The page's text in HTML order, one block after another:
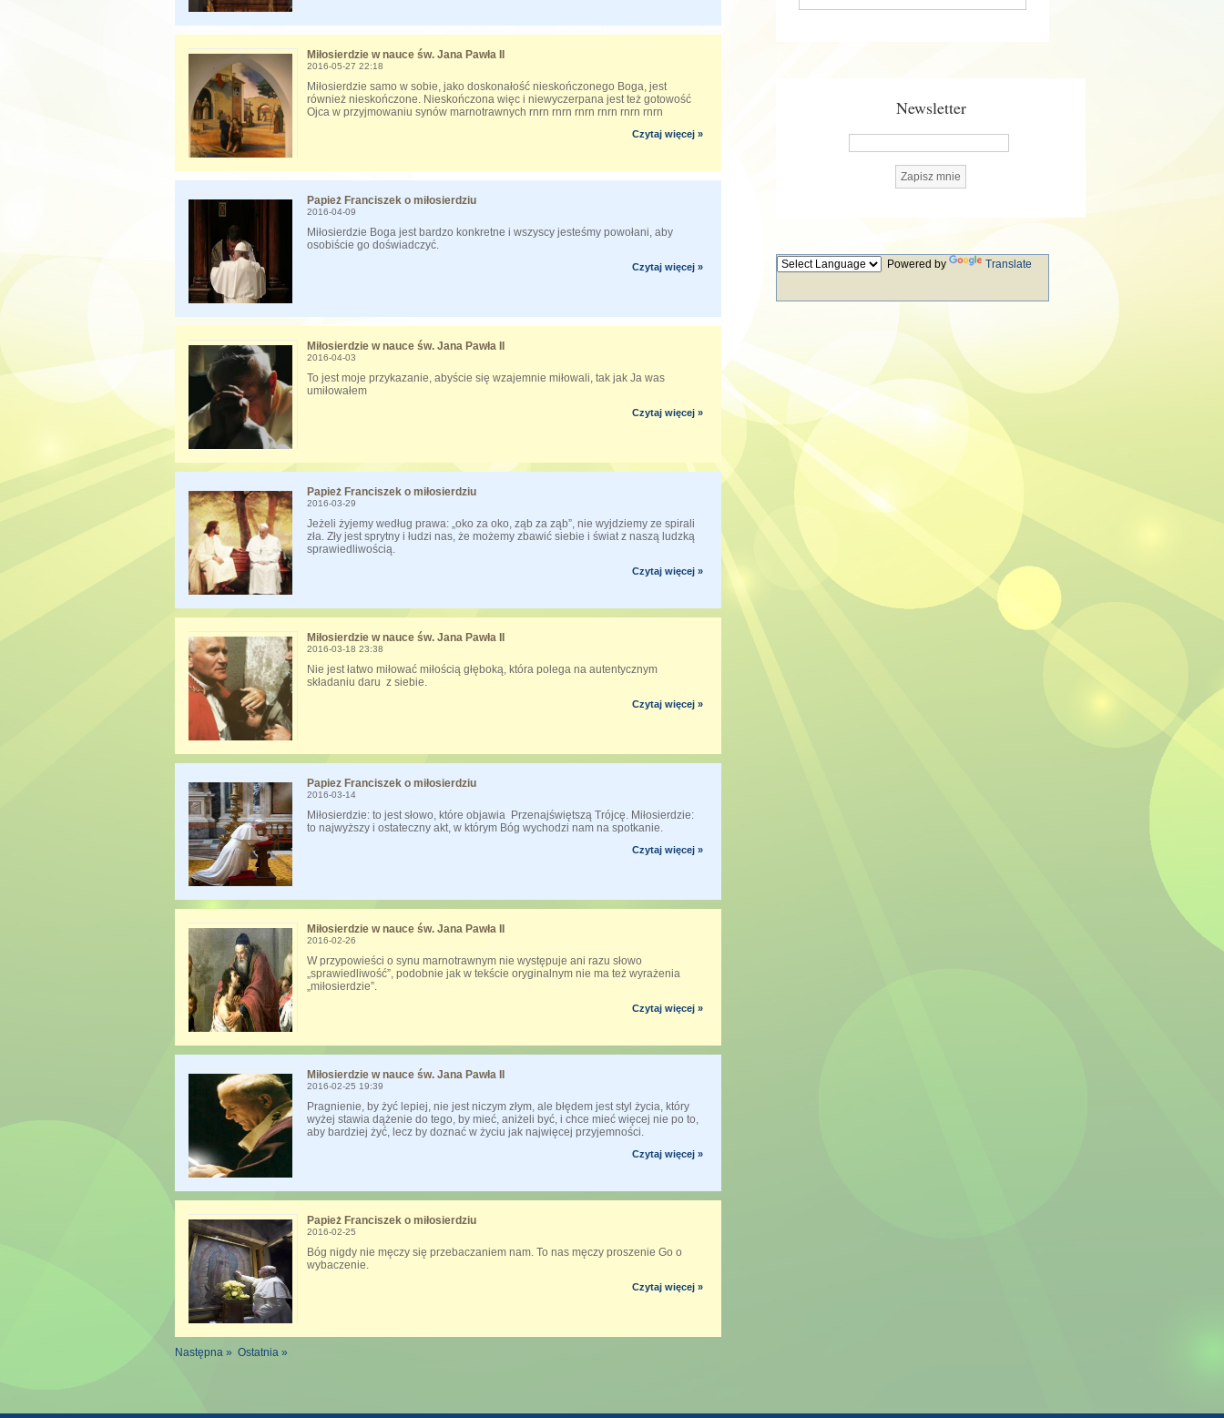
Miłosierdzie w nauce św. Jana Pawła II
2016-05-27 22:18
Miłosierdzie samo w sobie, jako doskonałość nieskończonego Boga, jest
również nieskończone. Nieskończona więc i niewyczerpana jest też gotowość
Ojca w przyjmowaniu synów marnotrawnych rnrn rnrn rnrn rnrn rnrn rnrn
Czytaj więcej »
Papież Franciszek o miłosierdziu
2016-04-09
Miłosierdzie Boga jest bardzo konkretne i wszyscy jesteśmy powołani, aby
osobiście go doświadczyć.
Czytaj więcej »
Miłosierdzie w nauce św. Jana Pawła II
2016-04-03
To jest moje przykazanie, abyście się wzajemnie miłowali, tak jak Ja was
umiłowałem
Czytaj więcej »
Papież Franciszek o miłosierdziu
2016-03-29
Jeżeli żyjemy według prawa: „oko za oko, ząb za ząb”, nie wyjdziemy ze spirali
zła. Zły jest sprytny i łudzi nas, że możemy zbawić siebie i świat z naszą ludzką
sprawiedliwością.
Czytaj więcej »
Miłosierdzie w nauce św. Jana Pawła II
2016-03-18 23:38
Nie jest łatwo miłować miłością głęboką, która polega na autentycznym
składaniu daru z siebie.
Czytaj więcej »
Papiez Franciszek o miłosierdziu
2016-03-14
Miłosierdzie: to jest słowo, które objawia Przenajświętszą Trójcę. Miłosierdzie:
to najwyższy i ostateczny akt, w którym Bóg wychodzi nam na spotkanie.
Czytaj więcej »
Miłosierdzie w nauce św. Jana Pawła II
2016-02-26
W przypowieści o synu marnotrawnym nie występuje ani razu słowo
„sprawiedliwość”, podobnie jak w tekście oryginalnym nie ma też wyrażenia
„miłosierdzie”.
Czytaj więcej »
Miłosierdzie w nauce św. Jana Pawła II
2016-02-25 19:39
Pragnienie, by żyć lepiej, nie jest niczym złym, ale błędem jest styl życia, który
wyżej stawia dążenie do tego, by mieć, aniżeli być, i chce mieć więcej nie po to,
aby bardziej żyć, lecz by doznać w życiu jak najwięcej przyjemności.
Czytaj więcej »
Papież Franciszek o miłosierdziu
2016-02-25
Bóg nigdy nie męczy się przebaczaniem nam. To nas męczy proszenie Go o
wybaczenie.
Czytaj więcej »
Następna » Ostatnia »
Newsletter
Powered by Translate